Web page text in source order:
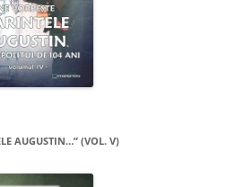
AUGUSTIN…” (VOL. V)